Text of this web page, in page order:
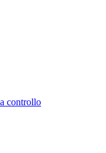
controllo